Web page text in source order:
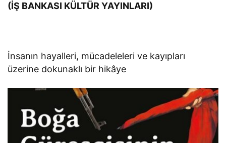
(İŞ BANKASI KÜLTÜR YAYINLARI)
İnsanın hayalleri, mücadeleleri ve kayıpları
üzerine dokunaklı bir hikâye